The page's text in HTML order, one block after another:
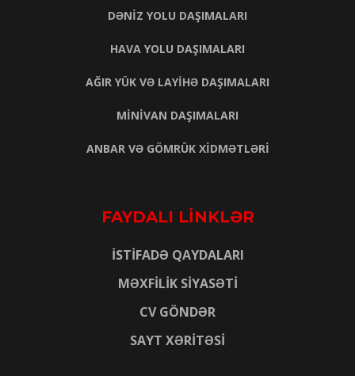
DƏNİZ YOLU DAŞIMALARI
HAVA YOLU DAŞIMALARI
AĞIR YÜK VƏ LAYİHƏ DAŞIMALARI
MİNİVAN DAŞIMALARI
ANBAR VƏ GÖMRÜK XİDMƏTLƏRİ
FAYDALI LİNKLƏR
İSTİFADƏ QAYDALARI
MƏXFİLİK SİYASƏTİ
CV GÖNDƏR
SAYT XƏRİTƏSİ